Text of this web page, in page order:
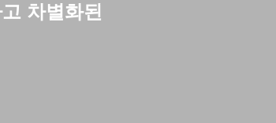
차별화된